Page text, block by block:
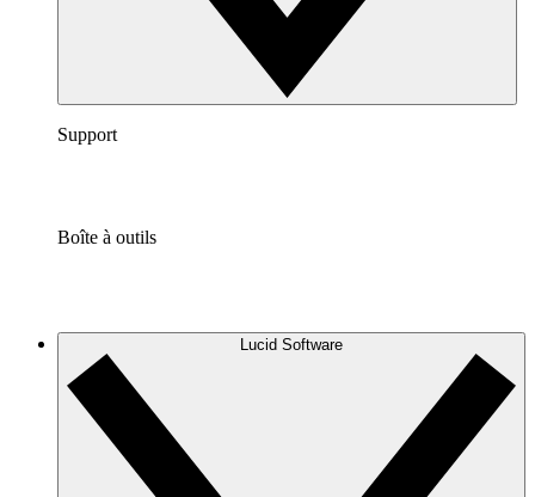
Support
Boîte à outils
Lucid Software